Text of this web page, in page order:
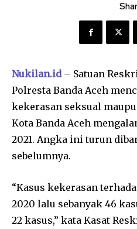
Nukilan.id– Satuan
Polresta Banda Aceh
kekerasan seksual
Kota Banda Aceh
2021. Angka ini turun
sebelumnya.
“Kasus kekerasan
2020 lalu sebanyak 46
22 kasus,” kata Kasat